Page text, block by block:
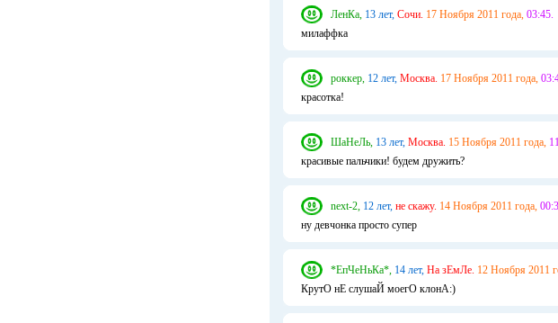
ЛенКа, 13 лет, Сочи. 17 Ноября 2011 года, 03:45.
милаффка
роккер, 12 лет, Москва. 17 Ноября 2011 года,
красотка!
ШаНеЛь, 13 лет, Москва. 15 Ноября 2011 года,
красивые пальчики! будем дружить?
next-2, 12 лет, не скажу. 14 Ноября 2011 года,
ну девчонка просто супер
*ЕпЧеНьКа*, 14 лет, На зЕмЛе. 12 Ноября 2011
КрутО нЕ слушаЙ моегО клонА:)